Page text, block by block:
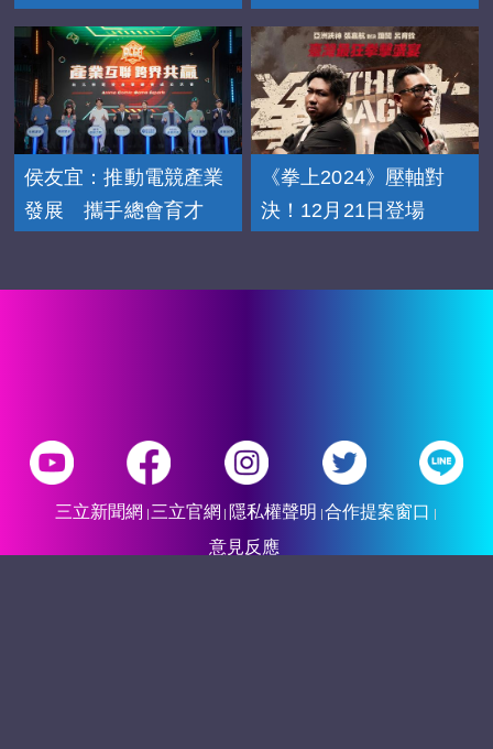
侯友宜：推動電競產業
發展 攜手總會育才
《拳上2024》壓軸對
決！12月21日登場
三立新聞網 三立官網 隱私權聲明 合作提案窗口
意見反應